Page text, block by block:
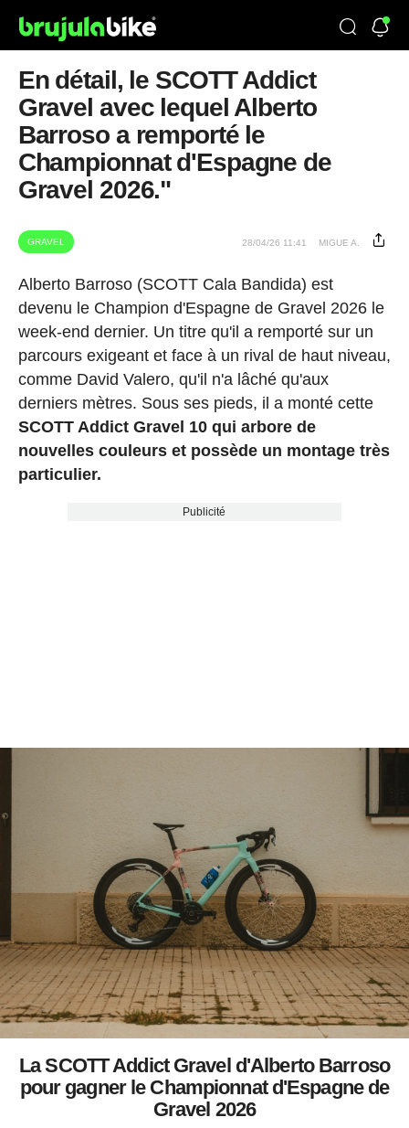
En détail, le SCOTT Addict
Gravel avec lequel Alberto
Barroso a remporté le
Championnat d'Espagne de
Gravel 2026."
GRAVEL 28/04/26 11:41 MIGUE A.
Alberto Barroso (SCOTT Cala Bandida) est
devenu le Champion d'Espagne de Gravel 2026 le
week-end dernier. Un titre qu'il a remporté sur un
parcours exigeant et face à un rival de haut niveau,
comme David Valero, qu'il n'a lâché qu'aux
derniers mètres. Sous ses pieds, il a monté cette
SCOTT Addict Gravel 10 qui arbore de
nouvelles couleurs et possède un montage très
particulier.
Publicité
La SCOTT Addict Gravel d'Alberto Barroso
pour gagner le Championnat d'Espagne de
Gravel 2026